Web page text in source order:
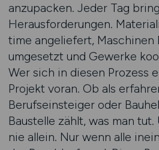
anzupacken. Jeder Tag
Herausforderungen.
time angeliefert, Maschinen
umgesetzt und Gewerke
Wer sich in diesen Prozess
Projekt voran. Ob als
Berufseinsteiger oder
Baustelle zählt, was man
nie allein. Nur wenn alle